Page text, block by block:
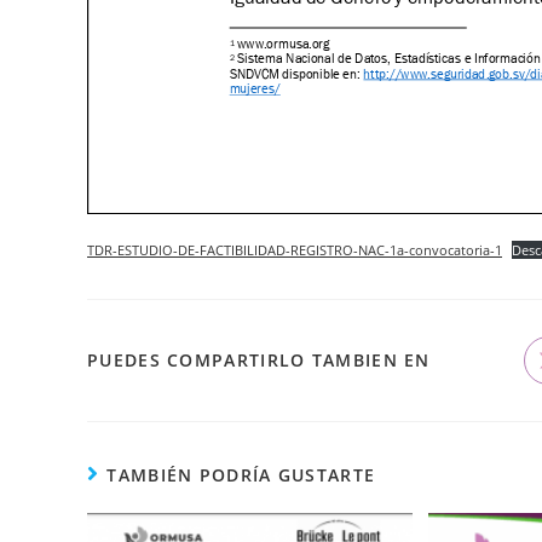
TDR-ESTUDIO-DE-FACTIBILIDAD-REGISTRO-NAC-1a-convocatoria-1
PUEDES COMPARTIRLO TAMBIEN EN
TAMBIÉN PODRÍA GUSTARTE